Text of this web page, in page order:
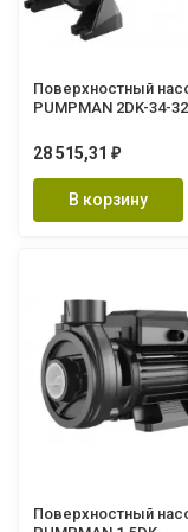
Поверхностный
PUMPMAN 2DK-34-
Qmax-28м3/ч, всас
28 515,31 ₽
В корзину
Поверхностный